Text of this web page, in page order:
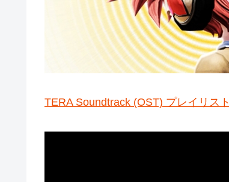
TERA Soundtrack (OST) プレイリスト